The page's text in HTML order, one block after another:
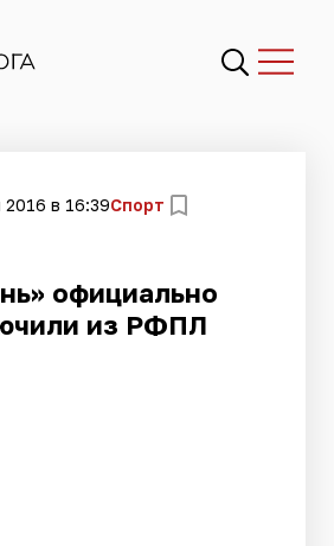
2016 в 16:39Спорт
официально
из РФПЛ